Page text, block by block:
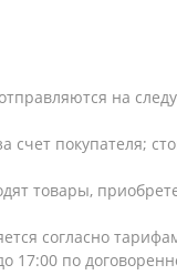
на
покупателя;
товары,
согласно
17:00 по